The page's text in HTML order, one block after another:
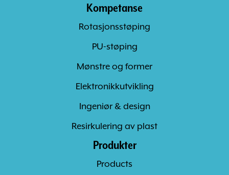
Kompetanse
Rotasjonsstøping
PU-støping
Mønstre og former
Elektronikkutvikling
Ingeniør & design
Resirkulering av plast
Produkter
Products